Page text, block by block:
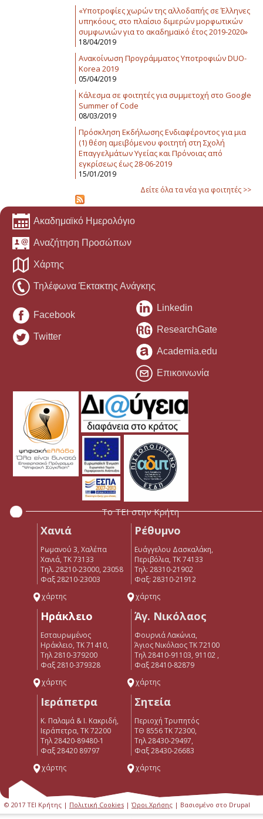
«Υποτροφίες χωρών της αλλοδαπής σε Έλληνες
υπηκόους, στο πλαίσιο διμερών μορφωτικών
συμφωνιών για το ακαδημαϊκό έτος 2019-2020»
18/04/2019
Ανακοίνωση Προγράμματος Υποτροφιών DUO-
Korea 2019
05/04/2019
Κάλεσμα σε φοιτητές για συμμετοχή στο Google
Summer of Code
08/03/2019
Πρόσκληση Εκδήλωσης Ενδιαφέροντος για μια
(1) θέση αμειβόμενου φοιτητή στη Σχολή
Επαγγελμάτων Υγείας και Πρόνοιας από
εγκρίσεως έως 28-06-2019
15/01/2019
Δείτε όλα τα νέα για φοιτητές >>
Ακαδημαϊκό Ημερολόγιο
Αναζήτηση Προσώπων
Χάρτης
Τηλέφωνα Έκτακτης Ανάγκης
Facebook
Twitter
Linkedin
ResearchGate
Academia.edu
Επικοινωνία
Το ΤΕΙ στην Κρήτη
Χανιά
Ρωμανού 3, Χαλέπα
Χανιά, ΤΚ 73133
Τηλ. 28210-23000, 23058
Φαξ 28210-23003
χάρτης
Ρέθυμνο
Ευάγγελου Δασκαλάκη,
Περιβόλια, ΤΚ 74133
Tηλ: 28310-21902
Φαξ: 28310-21912
χάρτης
Ηράκλειο
Εσταυρωμένος
Ηράκλειο, ΤΚ 71410,
Τηλ 2810-379200
Φαξ 2810-379328
χάρτης
Άγ. Νικόλαος
Φουρνιά Λακώνια,
Άγιος Νικόλαος ΤΚ 72100
Τηλ 28410-91103, 91102 ,
Φαξ 28410-82879
χάρτης
Ιεράπετρα
Κ. Παλαμά & Ι. Κακριδή,
Ιεράπετρα, ΤΚ 72200
Tηλ 28420-89480-1
Φαξ 28420 89797
χάρτης
Σητεία
Περιοχή Τρυπητός
ΤΘ 8556 ΤΚ 72300,
Τηλ 28430-29497,
Φαξ 28430-26683
χάρτης
© 2017 ΤΕΙ Κρήτης | Πολιτική Cookies | Όροι Χρήσης | Βασισμένο στο Drupal